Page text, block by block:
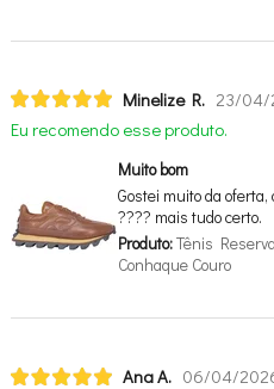
Minelize R. 23/04/
Eu recomendo esse produto.
Muito bom
Gostei muito da
???? mais tudo certo.
Produto:Tênis
Conhaque Couro
Ana A. 06/04/